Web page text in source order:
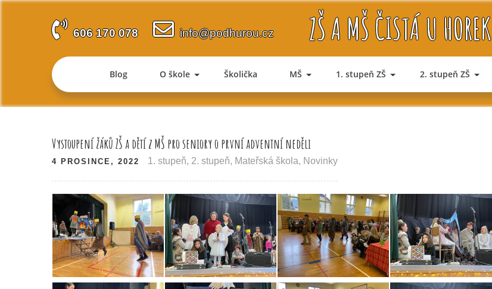
Skip
606 170 078 info@podhurou.cz ZŠ A MŠ ČISTÁ U HOREK
Blog O škole Školička MŠ 1. stupeň ZŠ 2. stupeň ZŠ
Vystoupení žáků ZŠ a dětí z MŠ pro seniory o první adventní neděli
4 PROSINCE, 2022 1. stupeň, 2. stupeň, Mateřská škola, Novinky